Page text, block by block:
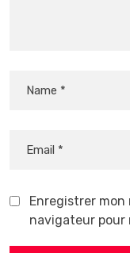
Enregistrer mon
navigateur pour